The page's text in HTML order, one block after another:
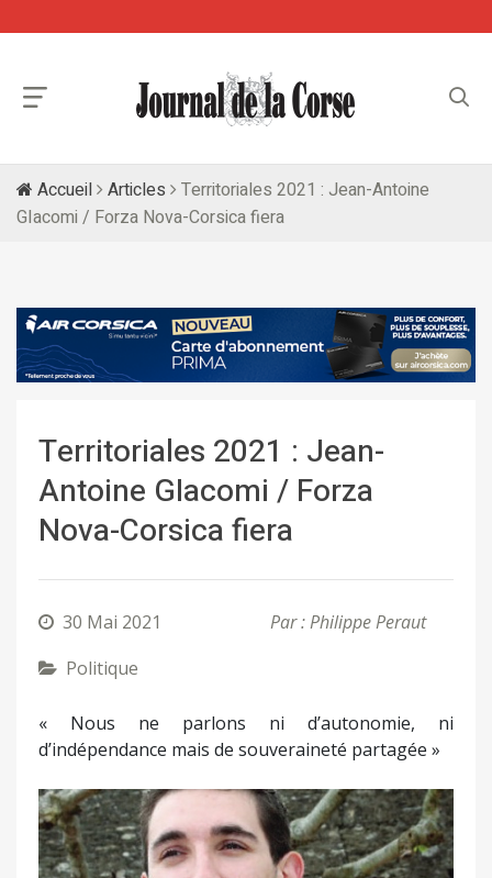
Accueil Articles
Territoriales 2021 : Jean-Antoine
GIacomi / Forza Nova-Corsica fiera
Territoriales 2021 : Jean-
Antoine GIacomi / Forza
Nova-Corsica fiera
30 Mai 2021
Par : Philippe Peraut
Politique
« Nous ne parlons ni d’autonomie, ni
d’indépendance mais de souveraineté partagée »